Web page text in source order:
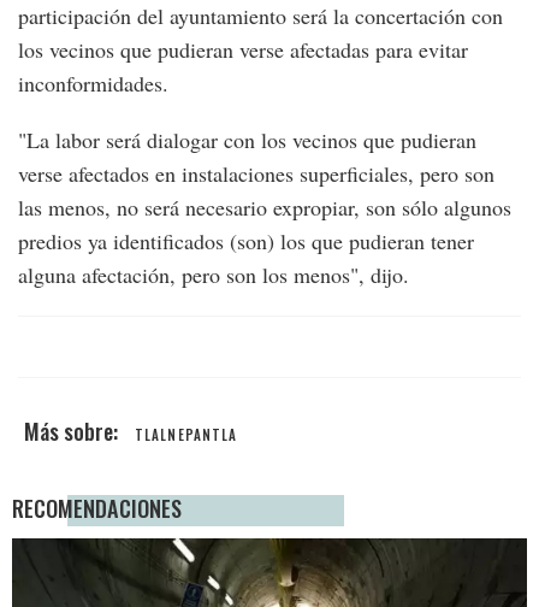
participación del ayuntamiento será la concertación con
los vecinos que pudieran verse afectadas para evitar
inconformidades.
"La labor será dialogar con los vecinos que pudieran
verse afectados en instalaciones superficiales, pero son
las menos, no será necesario expropiar, son sólo algunos
predios ya identificados (son) los que pudieran tener
alguna afectación, pero son los menos", dijo.
TLALNEPANTLA
RECOMENDACIONES